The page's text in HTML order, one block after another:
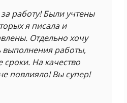
работу! Были учтены
я писала и
Отдельно хочу
выполнения работы,
сроки. На качество
повлияло! Вы супер!